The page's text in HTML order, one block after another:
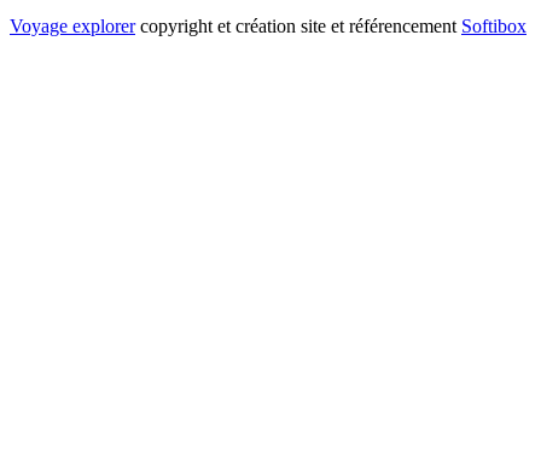
Voyage explorer copyright et création site et référencement Softibox